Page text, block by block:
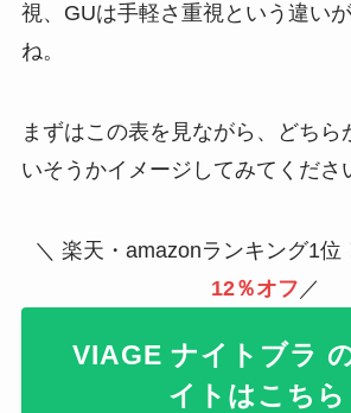
視、GUは手軽さ重視という違い
ね。
まずはこの表を見ながら、どちら
いそうかイメージしてみてくださ
＼ 楽天・amazonランキング1位
12％オフ ／
VIAGE ナイトブラ
イトはこちら